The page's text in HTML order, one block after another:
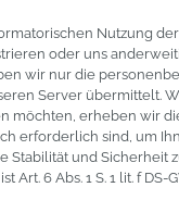
Nutzung
oder uns
wir nur die
Server übermittelt.
möchten, erheben wir
erforderlich sind, um
Stabilität und Sicherheit
Art. 6 Abs. 1 S. 1 lit. f DS-